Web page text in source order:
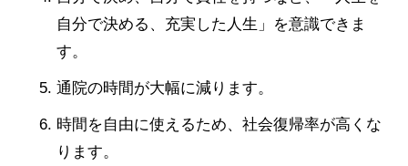
自分で決める、充実した人生」を意識できま
す。
通院の時間が大幅に減ります。
時間を自由に使えるため、社会復帰率が高くな
ります。